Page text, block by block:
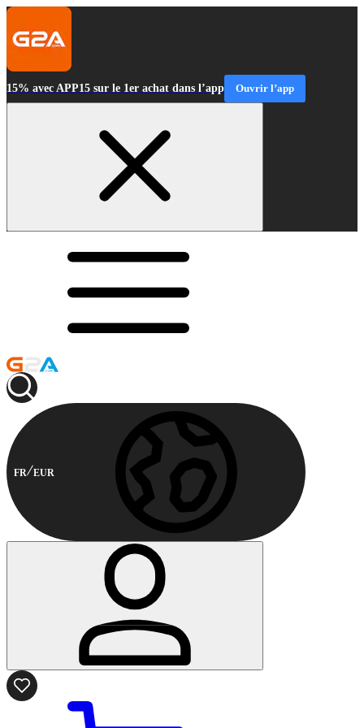
15% avec APP15 sur le 1er achat dans l’app Ouvrir l’app
FR EUR